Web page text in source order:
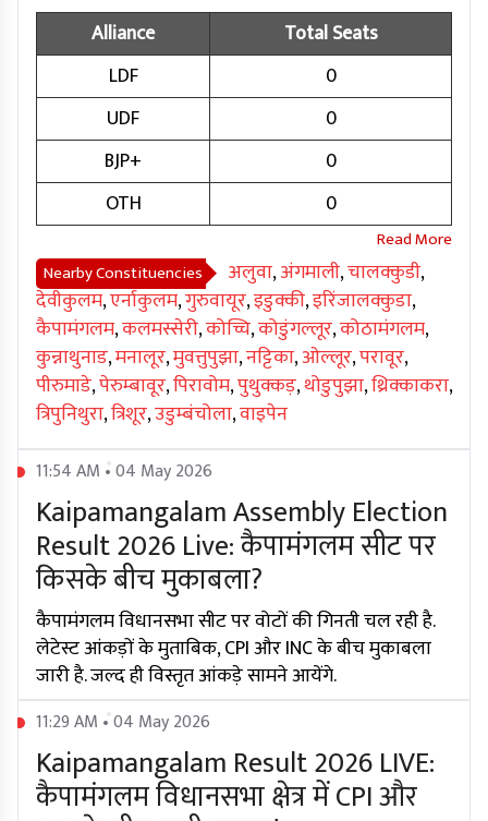
Alliance
Total Seats
LDF
0
UDF
0
BJP+
0
OTH
0
Nearby Constituencies अलुवा,अंगमाली,चालक्कुडी,
देवीकुलम,एर्नाकुलम,गुरुवायूर,इडुक्की,इरिंजालक्कुडा,
कैपामंगलम,कलमस्सेरी,कोच्चि,कोडुंगल्लूर,कोठामंगलम,
कुन्नाथुनाड,मनालूर,मुवत्तुपुझा,नट्टिका,ओल्लूर,परावूर,
पीरुमाडे,पेरुम्बावूर,पिरावोम,पुथुक्कड़,थोडुपुझा,थ्रिक्काकरा,
त्रिपुनिथुरा,त्रिशूर,उडुम्बंचोला,वाइपेन
11:54 AM • 04 May 2026
Kaipamangalam Assembly Election
Result 2026 Live: कैपामंगलम सीट पर
किसके बीच मुकाबला?
कैपामंगलम विधानसभा सीट पर वोटों की गिनती चल रही है.
लेटेस्ट आंकड़ों के मुताबिक, CPI और INC के बीच मुकाबला
जारी है. जल्द ही विस्तृत आंकड़े सामने आयेंगे.
11:29 AM • 04 May 2026
Kaipamangalam Result 2026 LIVE:
कैपामंगलम विधानसभा क्षेत्र में CPI और